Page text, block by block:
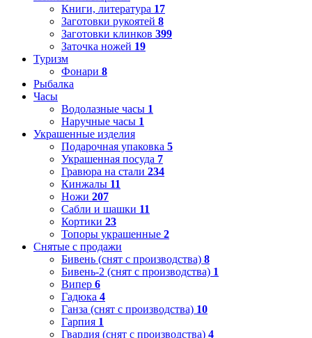
Книги, литература 17
Заготовки рукоятей 8
Заготовки клинков 399
Заточка ножей 19
Туризм
Фонари 8
Рыбалка
Часы
Водолазные часы 1
Наручные часы 1
Украшенные изделия
Подарочная упаковка 5
Украшенная посуда 7
Гравюра на стали 234
Кинжалы 11
Ножи 207
Сабли и шашки 11
Кортики 23
Топоры украшенные 2
Снятые с продажи
Бивень (снят с производства) 8
Бивень-2 (снят с производства) 1
Випер 6
Гадюка 4
Ганза (снят с производства) 10
Гарпия 1
Гвардия (снят с производства) 4